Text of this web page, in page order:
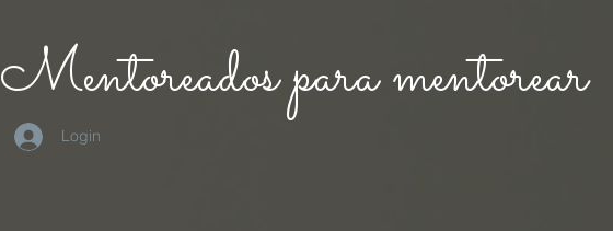
Mentoreados para mentorear
Login